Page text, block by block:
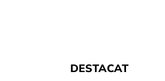
DESTACAT